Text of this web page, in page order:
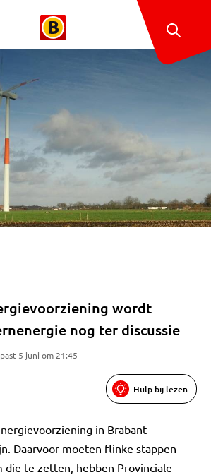
wordt
nog ter discussie
5 juni om 21:45
Hulp bij lezen
in Brabant
Daarvoor moeten flinke stappen
die te zetten, hebben Provinciale